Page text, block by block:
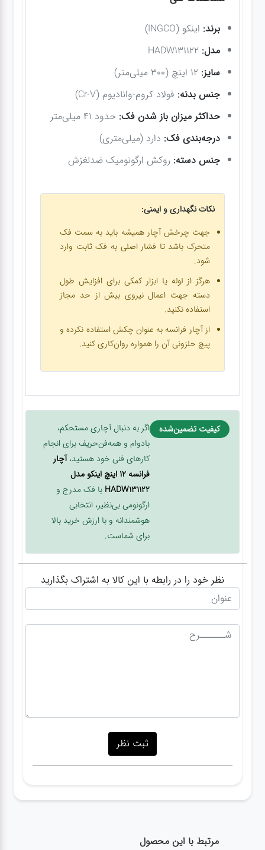
برند: اینکو (INGCO)
مدل:
سایز:
جنس بدنه: فولاد کروم-وانادیوم (Cr-V)
حداکثر میزان باز شدن فک: حدود ۴۱ میلی‌متر
درجه‌بندی فک: دارد (میلی‌متری)
جنس دسته: روکش ارگونومیک ضدلغزش
نکات نگهداری و ایمنی:
جهت چرخش آچار همیشه باید به سمت فک
متحرک باشد تا فشار اصلی به فک ثابت وارد
شود.
هرگز از لوله یا ابزار کمکی برای افزایش طول
دسته جهت اعمال نیروی بیش از حد مجاز
استفاده نکنید.
از آچار فرانسه به عنوان چکش استفاده نکرده و
پیچ حلزونی آن را همواره روان‌کاری کنید.
کیفیت تضمین‌شده
اگر به دنبال آچاری مستحکم،
بادوام و همه‌فن‌حریف برای انجام
کارهای فنی خود هستید،آچار
فرانسه ۱۲ اینچ اینکو مدل
HADW131122 با فک مدرج و
ارگونومی بی‌نظیر، انتخابی
هوشمندانه و با ارزش خرید بالا
برای شماست.
نظر خود را در رابطه با این کالا به اشتراک بگذارید
مرتبط با این محصول